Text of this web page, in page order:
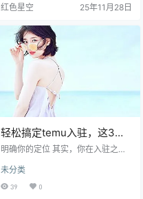
活，费用也相对更低。比如说，曝
驻Temu可以让你的产品迅速被看
到，这个机会可不能错过。 我有一
个朋友去年刚入驻，刚开始销量平
平，但他认真研究市场，调整了商
品的展示方式，结果三个月后销售…
红色星空 25年11月28日
轻松搞定temu入驻，这3个
秘诀你不可不知！
明确你的定位 其实，你在入驻之
品？目标用户群体是哪些？这一步
就像是找方向盘，只有确定了方
向，后面的路才好走。我之前帮一
未分类
39 0